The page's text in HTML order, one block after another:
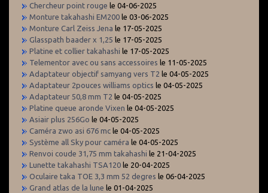
Chercheur point rouge le 04-06-2025
Monture takahashi EM200 le 03-06-2025
Monture Carl Zeiss Jena le 17-05-2025
Glasspath baader x 1,25 le 17-05-2025
Platine et collier takahashi le 17-05-2025
Telementor avec ou sans accessoires le 11-05-2025
Adaptateur objectif samyang vers T2 le 04-05-2025
Adaptateur 2pouces williams optics le 04-05-2025
Adaptateur 50,8 mm T2 le 04-05-2025
Platine queue aronde Vixen le 04-05-2025
Asiair plus 256Go le 04-05-2025
Caméra zwo asi 676 mc le 04-05-2025
Système all Sky pour caméra le 04-05-2025
Renvoi coude 31,75 mm takahashi le 21-04-2025
Lunette takahashi TSA120 le 20-04-2025
Oculaire taka TOE 3,3 mm 52 degres le 06-04-2025
Grand atlas de la lune le 01-04-2025